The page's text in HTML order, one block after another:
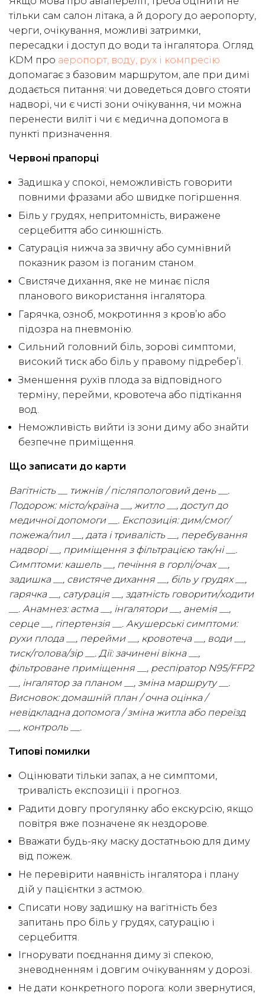
тільки сам салон літака, а й дорогу до аеропорту,
черги, очікування, можливі затримки,
пересадки і доступ до води та інгалятора. Огляд
KDM про аеропорт, воду, рух і компресію
допомагає з базовим маршрутом, але при димі
додається питання: чи доведеться довго стояти
надворі, чи є чисті зони очікування, чи можна
перенести виліт і чи є медична допомога в
пункті призначення.
Червоні прапорці
Задишка у спокої, неможливість говорити
повними фразами або швидке погіршення.
Біль у грудях, непритомність, виражене
серцебиття або синюшність.
Сатурація нижча за звичну або сумнівний
показник разом із поганим станом.
Свистяче дихання, яке не минає після
планового використання інгалятора.
Гарячка, озноб, мокротиння з кров’ю або
підозра на пневмонію.
Сильний головний біль, зорові симптоми,
високий тиск або біль у правому підребер’ї.
Зменшення рухів плода за відповідного
терміну, перейми, кровотеча або підтікання
вод.
Неможливість вийти із зони диму або знайти
безпечне приміщення.
Що записати до карти
Вагітність __ тижнів / післяпологовий день __.
Подорож: місто/країна __, житло __, доступ до
медичної допомоги __. Експозиція: дим/смог/
пожежа/пил __, дата і тривалість __, перебування
надворі __, приміщення з фільтрацією так/ні __.
Симптоми: кашель __, печіння в горлі/очах __,
задишка __, свистяче дихання __, біль у грудях __,
гарячка __, сатурація __, здатність говорити/ходити
__. Анамнез: астма __, інгалятори __, анемія __,
серце __, гіпертензія __. Акушерські симптоми:
рухи плода __, перейми __, кровотеча __, води __,
тиск/голова/зір __. Дії: зачинені вікна __,
фільтроване приміщення __, респіратор N95/FFP2
__, інгалятор за планом __, зміна маршруту __.
Висновок: домашній план / очна оцінка /
невідкладна допомога / зміна житла або переїзд
__, контроль __.
Типові помилки
Оцінювати тільки запах, а не симптоми,
тривалість експозиції і прогноз.
Радити довгу прогулянку або екскурсію, якщо
повітря вже позначене як нездорове.
Вважати будь-яку маску достатньою для диму
від пожеж.
Не перевірити наявність інгалятора і плану
дій у пацієнтки з астмою.
Списати нову задишку на вагітність без
запитань про біль у грудях, сатурацію і
серцебиття.
Ігнорувати поєднання диму зі спекою,
зневодненням і довгим очікуванням у дорозі.
Не дати конкретного порога: коли звернутися,